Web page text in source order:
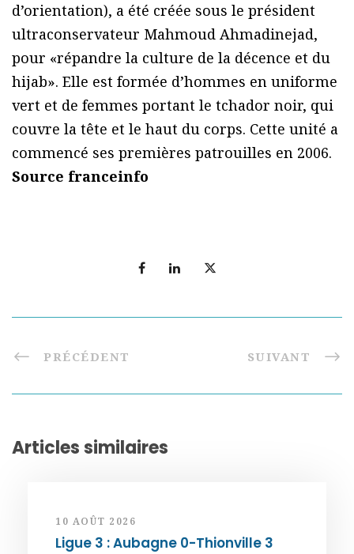
d’orientation), a été créée sous le président
ultraconservateur Mahmoud Ahmadinejad,
pour «répandre la culture de la décence et du
hijab». Elle est formée d’hommes en uniforme
vert et de femmes portant le tchador noir, qui
couvre la tête et le haut du corps. Cette unité a
commencé ses premières patrouilles en 2006.
Source franceinfo
PRÉCÉDENT SUIVANT
Articles similaires
10 AOÛT 2026
Ligue 3 : Aubagne 0-Thionville 3